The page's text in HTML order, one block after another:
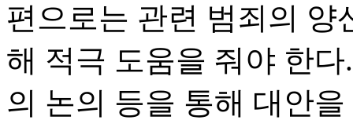
편으로는 관련 범죄의
해 적극 도움을 줘야 한
의 논의 등을 통해 대안